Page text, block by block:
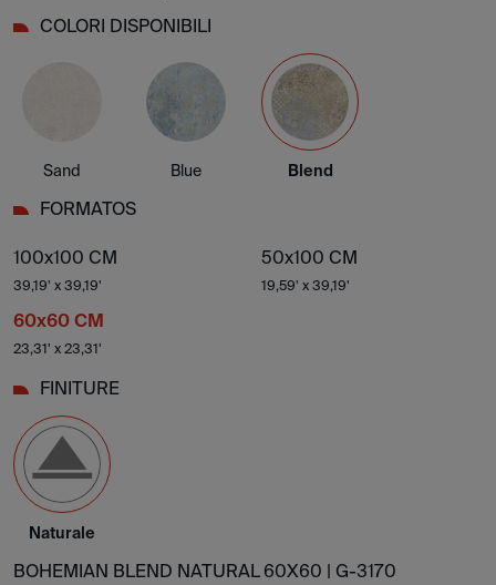
COLORI DISPONIBILI
Sand Blue Blend
FORMATOS
100x100 CM
39,19' x 39,19'
50x100 CM
19,59' x 39,19'
60x60 CM
23,31' x 23,31'
FINITURE
Naturale
BOHEMIAN BLEND NATURAL 60X60 | G-3170